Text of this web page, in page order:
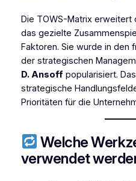
Die TOWS-Matrix erweitert
das gezielte
Faktoren. Sie wurde in den
der strategischen
D. Ansoffpopularisiert.
strategische
Prioritäten für die
Welche
verwendet